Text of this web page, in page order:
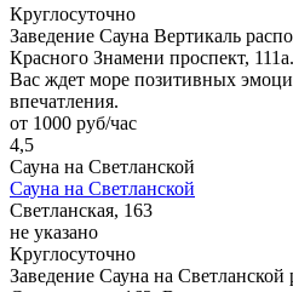
Круглосуточно
Заведение Сауна Вертикаль
Красного Знамени проспект,
Вас ждет море позитивных
впечатления.
от 1000 руб/час
4,5
Сауна на Светланской
Сауна на Светланской
Светланская, 163
не указано
Круглосуточно
Заведение Сауна на Светланской